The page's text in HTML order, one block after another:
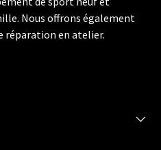
Nous offrons également
réparation en atelier.